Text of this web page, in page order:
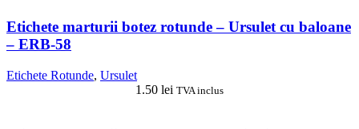
Etichete marturii botez rotunde – Ursulet cu baloane
– ERB-58
Etichete Rotunde, Ursulet
1.50 lei TVA inclus